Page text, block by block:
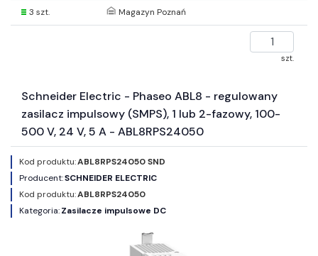
3 szt. Magazyn Poznań
szt.
Schneider Electric - Phaseo ABL8 - regulowany
zasilacz impulsowy (SMPS), 1 lub 2-fazowy, 100-
500 V, 24 V, 5 A - ABL8RPS24050
Kod produktu:ABL8RPS24050 SND
Producent:SCHNEIDER ELECTRIC
Kod produktu:ABL8RPS24050
Kategoria:Zasilacze impulsowe DC